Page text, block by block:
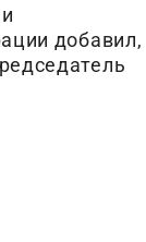
добавил,